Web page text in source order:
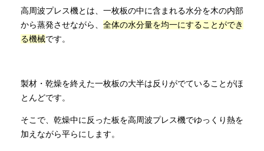
高周波プレス機とは、一枚板の中に含まれる水分を木の内部
から蒸発させながら、 全体の水分量を均一にすることができ
る機械です。
製材・乾燥を終えた一枚板の大半は反りがでていることがほ
とんどです。
そこで、乾燥中に反った板を高周波プレス機でゆっくり熱を
加えながら平らにします。